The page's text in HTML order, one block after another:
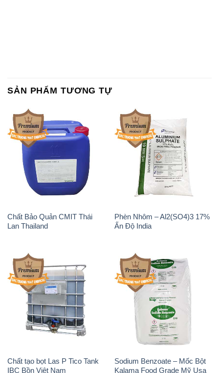
Chất Bảo Quản CMIT Thái
Lan Thailand
Phèn Nhôm – Al2(SO4)3 17%
Ấn Độ India
Chất tạo bọt Las P Tico Tank
IBC Bồn Việt Nam
Sodium Benzoate – Mốc Bột
Kalama Food Grade Mỹ Usa